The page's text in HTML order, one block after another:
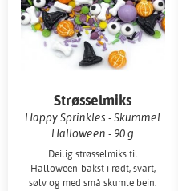
Strøsselmiks
Happy Sprinkles - Skummel
Halloween - 90 g
Deilig strøsselmiks til
Halloween-bakst i rødt, svart,
sølv og med små skumle bein.